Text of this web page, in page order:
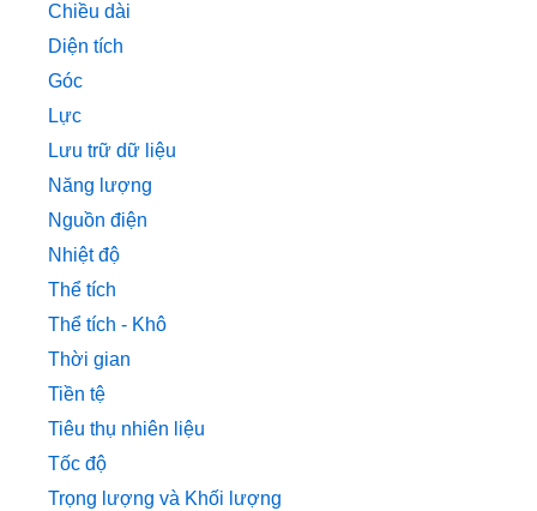
Chiều dài
Diện tích
Góc
Lực
Lưu trữ dữ liệu
Năng lượng
Nguồn điện
Nhiệt độ
Thể tích
Thể tích - Khô
Thời gian
Tiền tệ
Tiêu thụ nhiên liệu
Tốc độ
Trọng lượng và Khối lượng